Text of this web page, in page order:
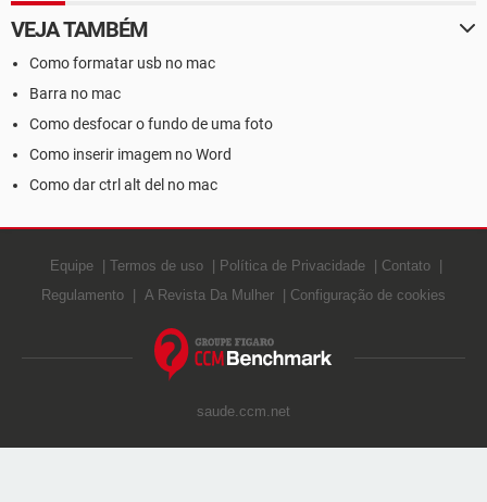
VEJA TAMBÉM
Como formatar usb no mac
Barra no mac
Como desfocar o fundo de uma foto
Como inserir imagem no Word
Como dar ctrl alt del no mac
Equipe Termos de uso Política de Privacidade
Contato
Regulamento
A Revista Da Mulher Configuração de cookies
saude.ccm.net